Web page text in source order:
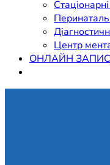
Центр
ОНЛАЙН ЗАПИС